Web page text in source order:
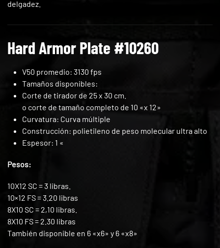
delgadez.
Hard Armor Plate #10260
V50 promedio: 3130 fps
Tamaños disponibles:
Corte de tirador de 25 x 30 cm.
o corte de tamaño completo de 10 «x 12»
Curvatura: Curva múltiple
Construcción: polietileno de peso molecular ultra alto
Espesor: 1 «
Pesos:
10X12 SC = 3 libras.
10×12 FS = 3.20 libras
8X10 SC = 2,10 libras.
8X10 FS = 2.30 libras
También disponible en 6 «x6» y 6 «x8»